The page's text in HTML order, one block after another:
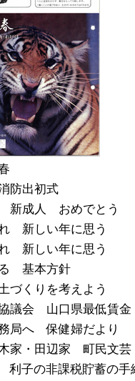
防出初式
成人 おめでとう
新しい年に思う
新しい年に思う
基本方針
づくりを考えよう
議会 山口県最低賃金
局へ 保健婦だより
木家・田辺家 町民文
子の非課税貯蓄の手